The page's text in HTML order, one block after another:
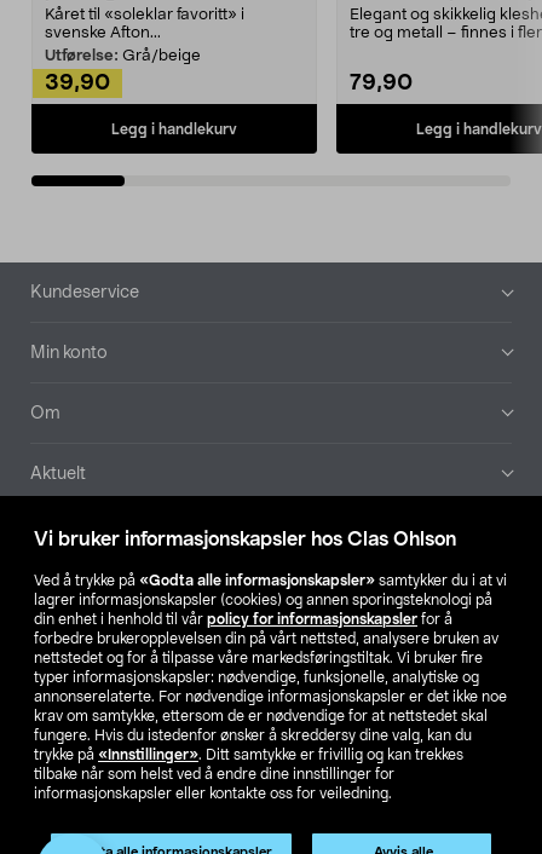
Vi bruker informasjonskapsler hos Clas Ohlson
Ved å trykke på «Godta alle informasjonskapsler» samtykker du i at vi
lagrer informasjonskapsler (cookies) og annen sporingsteknologi på
din enhet i henhold til vår policy for informasjonskapsler for å
forbedre brukeropplevelsen din på vårt nettsted, analysere bruken av
nettstedet og for å tilpasse våre markedsføringstiltak. Vi bruker fire
typer informasjonskapsler: nødvendige, funksjonelle, analytiske og
annonserelaterte. For nødvendige informasjonskapsler er det ikke noe
krav om samtykke, ettersom de er nødvendige for at nettstedet skal
fungere. Hvis du istedenfor ønsker å skreddersy dine valg, kan du
trykke på «Innstillinger». Ditt samtykke er frivillig og kan trekkes
tilbake når som helst ved å endre dine innstillinger for
informasjonskapsler eller kontakte oss for veiledning.
Produktet har utgått
Kåret til «soleklar favoritt» i
svenske Afton...
Utførelse: Grå/beige
39,90
Legg i handlekurv
Elegant og skikkelig
tre og metall – finnes i
79,90
Legg i handlekurv
Bunntekst
Kundeservice
Min konto
Om
Aktuelt
Våre selskaper
Finn din butikk
SE NO FI
Endre til priser ekskl. moms